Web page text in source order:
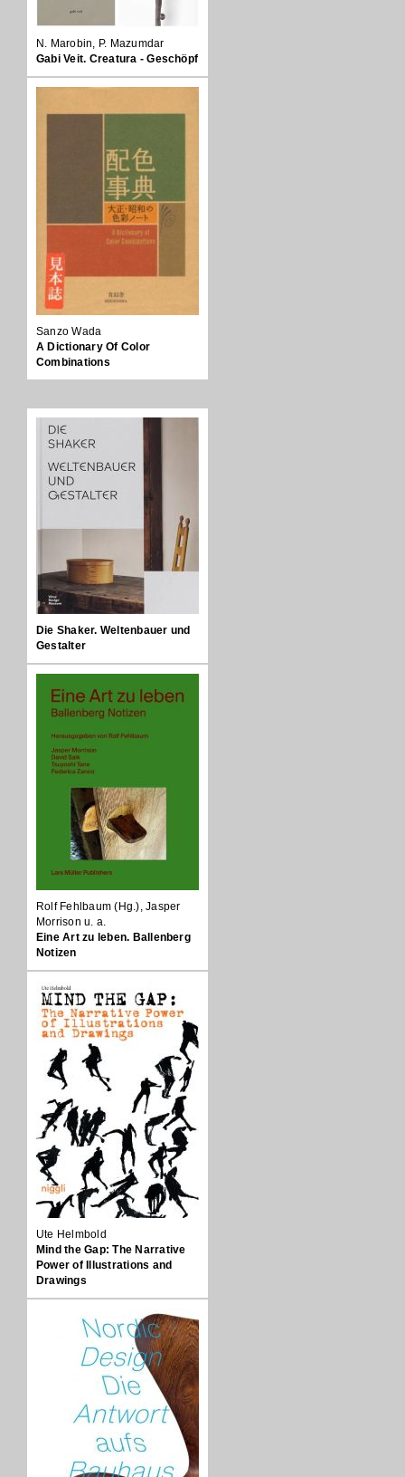
N. Marobin, P. Mazumdar
Gabi Veit. Creatura - Geschöpf
Sanzo Wada
A Dictionary Of Color
Combinations
Die Shaker. Weltenbauer und
Gestalter
Rolf Fehlbaum (Hg.), Jasper
Morrison u. a.
Eine Art zu leben. Ballenberg
Notizen
Ute Helmbold
Mind the Gap: The Narrative
Power of Illustrations and
Drawings